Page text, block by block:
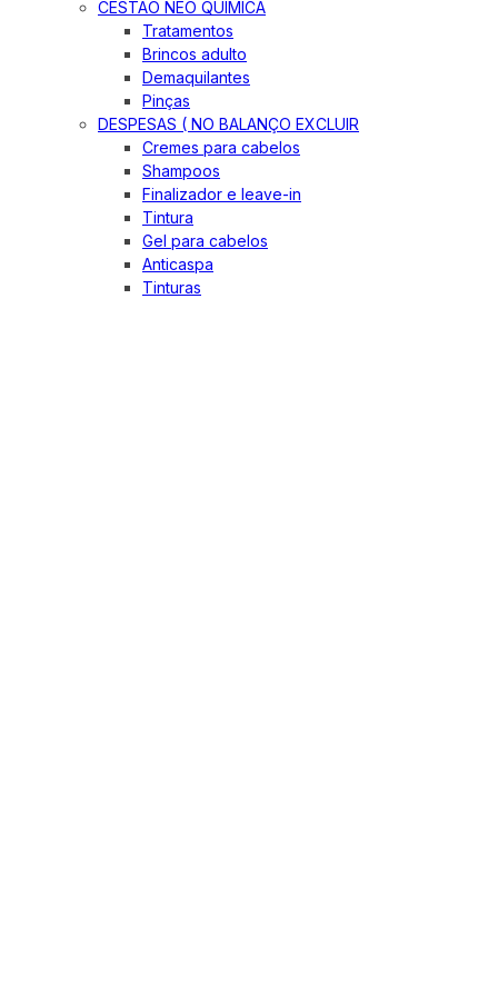
CESTÃO NEO QUIMICA
Tratamentos
Brincos adulto
Demaquilantes
Pinças
DESPESAS ( NO BALANÇO EXCLUIR
Cremes para cabelos
Shampoos
Finalizador e leave-in
Tintura
Gel para cabelos
Anticaspa
Tinturas